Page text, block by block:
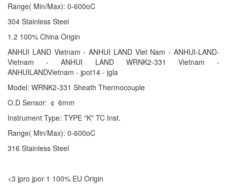
Range( Min/Max): 0-600oC
304 Stainless Steel
1.2 100% China Origin
ANHUI LAND Vietnam - ANHUI LAND Viet Nam - ANHUI-LAND-
Vietnam - ANHUI LAND WRNK2-331 Vietnam -
ANHUILANDVietnam - jpot14 - jgla
Model: WRNK2-331 Sheath Thermocouple
O.D Sensor: ￠ 6mm
Instrument Type: TYPE "K" TC Inst.
Range( Min/Max): 0-600oC
316 Stainless Steel
<3 jpro jpor 1 100% EU Origin